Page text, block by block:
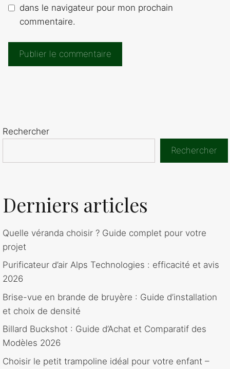
dans le navigateur pour mon prochain
commentaire.
Rechercher
Rechercher
Derniers articles
Quelle véranda choisir ? Guide complet pour votre
projet
Purificateur d’air Alps Technologies : efficacité et avis
2026
Brise-vue en brande de bruyère : Guide d’installation
et choix de densité
Billard Buckshot : Guide d’Achat et Comparatif des
Modèles 2026
Choisir le petit trampoline idéal pour votre enfant –